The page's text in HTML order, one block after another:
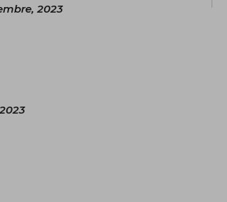
2023